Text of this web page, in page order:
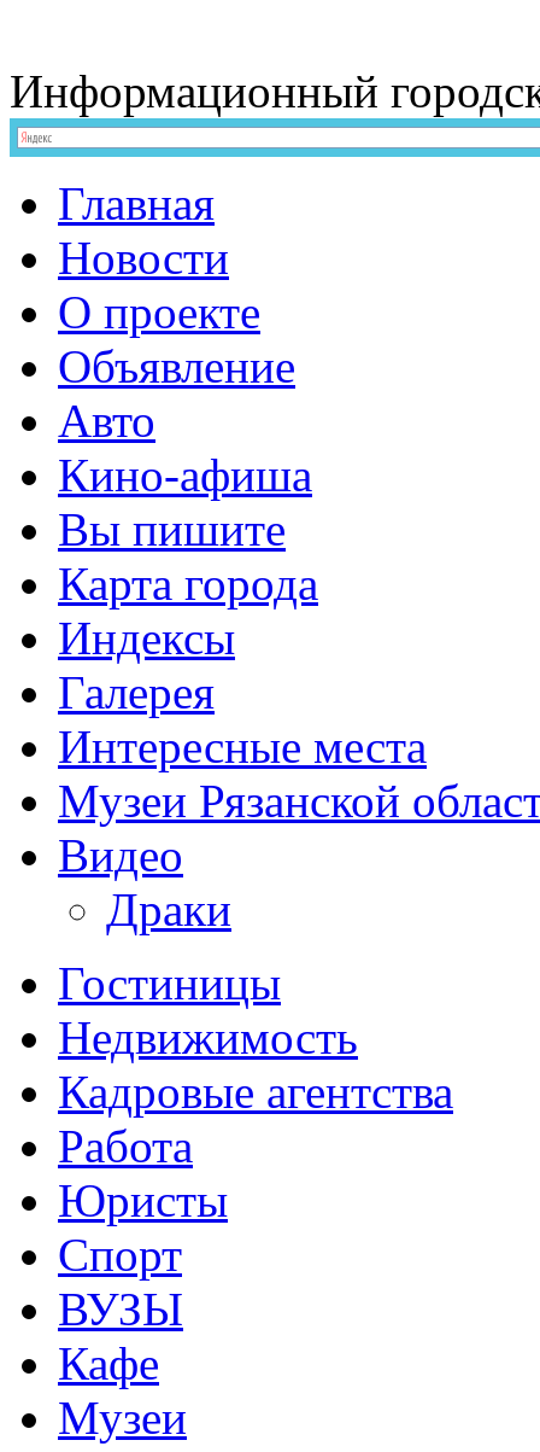
Информационный
Главная
Новости
О проекте
Объявление
Авто
Кино-афиша
Вы пишите
Карта города
Индексы
Галерея
Интересные места
Музеи Рязанской
Видео
Драки
Гостиницы
Недвижимость
Кадровые агентства
Работа
Юристы
Спорт
ВУЗЫ
Кафе
Музеи